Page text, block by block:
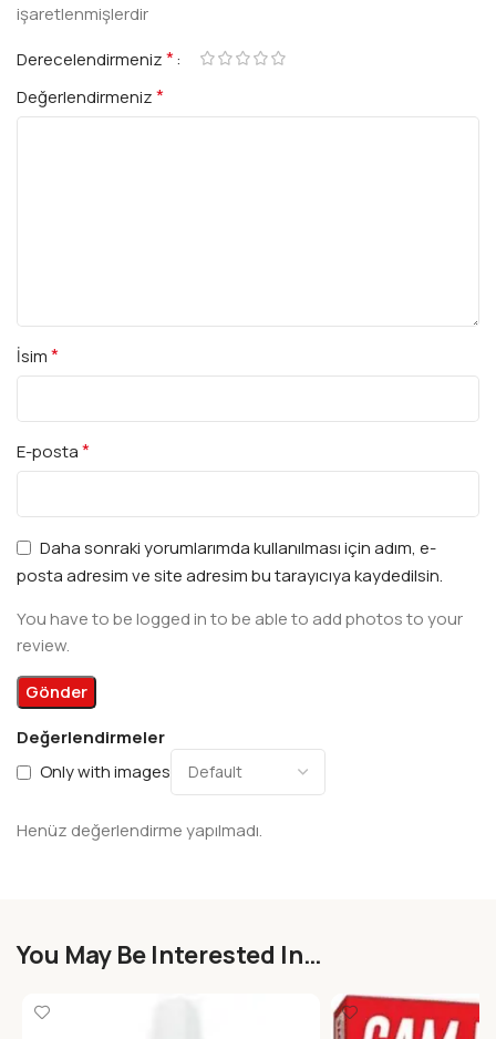
Değerlendirmeler
Only with images
Henüz değerlendirme yapılmadı.
işaretlenmişlerdir
Derecelendirmeniz*
Değerlendirmeniz*
İsim*
E-posta*
Daha sonraki yorumlarımda kullanılması için adım, e-
posta adresim ve site adresim bu tarayıcıya kaydedilsin.
You have to be logged in to be able to add photos to your
review.
You May Be Interested In…